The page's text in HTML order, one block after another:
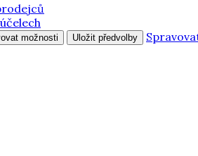
možnosti Uložit předvolby